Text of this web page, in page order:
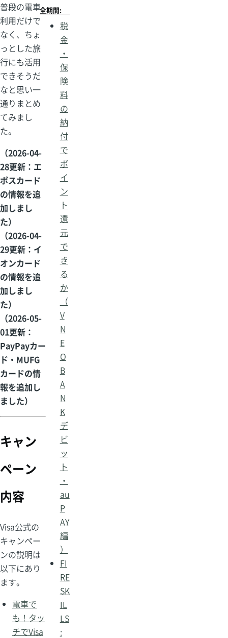
普段の電車
利用だけで
なく、ちょ
っとした旅
行にも活用
できそうだ
なと思い一
通りまとめ
てみまし
た。
（2026-04-
28更新：エ
ポスカード
の情報を追
加しまし
た）
（2026-04-
29更新：イ
オンカード
の情報を追
加しまし
た）
（2026-05-
01更新：
PayPayカー
ド・MUFG
カードの情
報を追加し
ました）
キャン
ペーン
内容
Visa公式の
キャンペー
ンの説明は
以下にあり
ます。
電車で
も！タッ
チでVisa
全期間:
税
金
・
保
険
料
の
納
付
で
ポ
イ
ン
ト
還
元
で
き
る
か
（
V
N
E
O
B
A
N
K
デ
ビ
ッ
ト
・
au
P
AY
編
）
FI
RE
SK
IL
LS
: